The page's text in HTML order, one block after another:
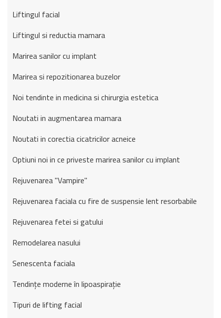
Liftingul facial
Liftingul si reductia mamara
Marirea sanilor cu implant
Marirea si repozitionarea buzelor
Noi tendinte in medicina si chirurgia estetica
Noutati in augmentarea mamara
Noutati in corectia cicatricilor acneice
Optiuni noi in ce priveste marirea sanilor cu implant
Rejuvenarea "Vampire"
Rejuvenarea faciala cu fire de suspensie lent resorbabile
Rejuvenarea fetei si gatului
Remodelarea nasului
Senescenta faciala
Tendințe moderne în lipoaspirație
Tipuri de lifting facial